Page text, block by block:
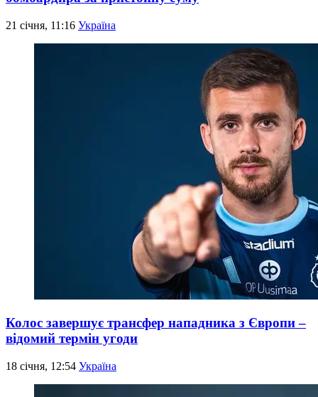
21 січня, 11:16 Україна
Колос завершує трансфер нападника з Європи –
відомий термін угоди
18 січня, 12:54 Україна